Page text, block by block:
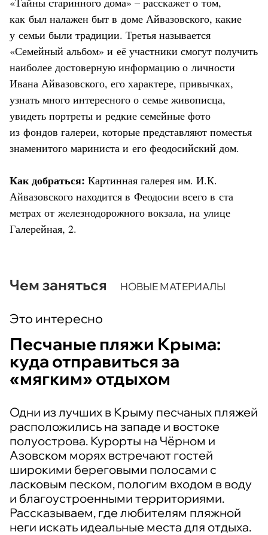
как был налажен быт в доме Айвазовского, какие
у семьи были традиции. Третья называется
«Семейный альбом» и её участники смогут получить
наиболее достоверную информацию о личности
Ивана Айвазовского, его характере, привычках,
узнать много интересного о семье живописца,
увидеть портреты и редкие семейные фото
из фондов галереи, которые представляют поместья
знаменитого мариниста и его феодосийский дом.
Как добраться: Картинная галерея им. И.К.
Айвазовского находится в Феодосии всего в ста
метрах от железнодорожного вокзала, на улице
Галерейная, 2.
Чем заняться НОВЫЕ МАТЕРИАЛЫ
Это интересно
Песчаные пляжи Крыма:
куда отправиться за
«мягким» отдыхом
Одни из лучших в Крыму песчаных пляжей
расположились на западе и востоке
полуострова. Курорты на Чёрном и
Азовском морях встречают гостей
широкими береговыми полосами с
ласковым песком, пологим входом в воду
и благоустроенными территориями.
Рассказываем, где любителям пляжной
неги искать идеальные места для отдыха.